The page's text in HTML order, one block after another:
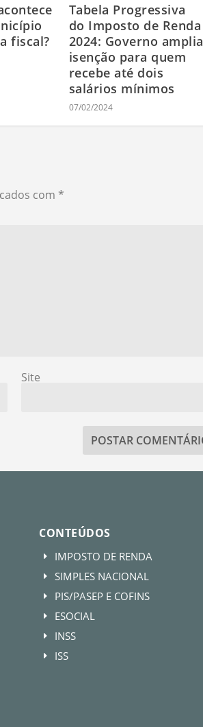
fiscal?
Tabela Progressiva
do Imposto de Renda
2024: Governo amplia
isenção para quem
recebe até dois
salários mínimos
07/02/2024
com *
Site
CONTEÚDOS
E IMPOSTO DE RENDA
E SIMPLES NACIONAL
E PIS/PASEP E COFINS
E ESOCIAL
E INSS
E ISS